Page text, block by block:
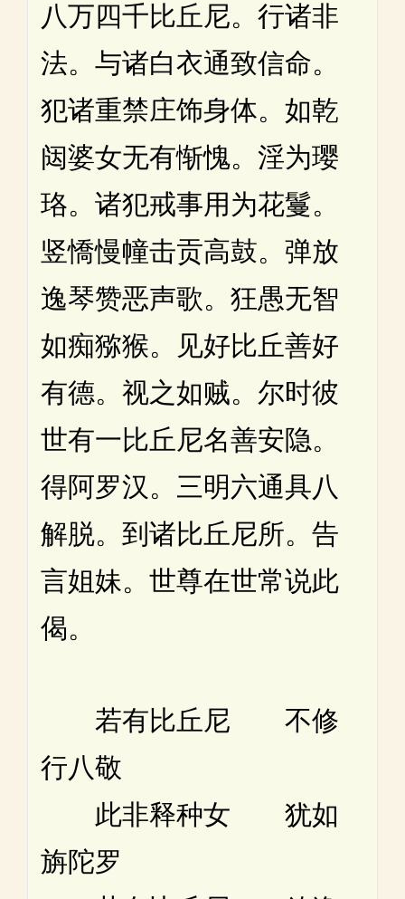
八万四千比丘尼。行诸非
法。与诸白衣通致信命。
犯诸重禁庄饰身体。如乾
闼婆女无有惭愧。淫为璎
珞。诸犯戒事用为花鬘。
竖憍慢幢击贡高鼓。弹放
逸琴赞恶声歌。狂愚无智
如痴猕猴。见好比丘善好
有德。视之如贼。尔时彼
世有一比丘尼名善安隐。
得阿罗汉。三明六通具八
解脱。到诸比丘尼所。告
言姐妹。世尊在世常说此
偈。
若有比丘尼 不修
行八敬
此非释种女 犹如
旃陀罗